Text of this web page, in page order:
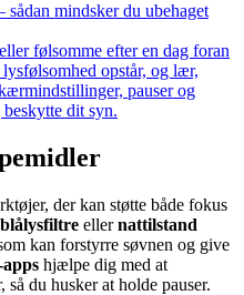
mindsker du ubehaget
følsomme efter en dag foran
opstår, og lær,
pauser og
dit syn.
der kan støtte både fokus
blålysfiltre ellernattilstand
kan forstyrre søvnen og give
hjælpe dig med at
du husker at holde pauser.